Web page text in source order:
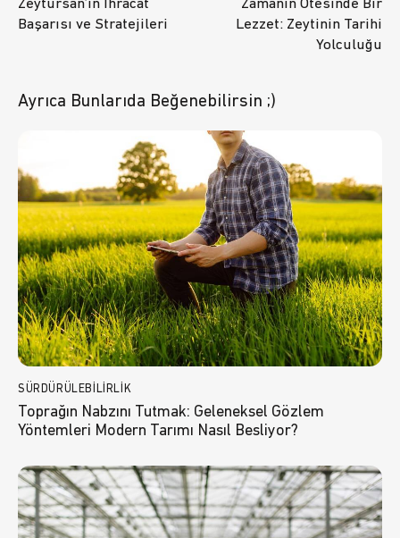
Zeytursan’ın İhracat
Başarısı ve Stratejileri
Zamanın Ötesinde Bir
Lezzet: Zeytinin Tarihi
Yolculuğu
Ayrıca Bunlarıda Beğenebilirsin ;)
SÜRDÜRÜLEBILIRLIK
Toprağın Nabzını Tutmak: Geleneksel Gözlem
Yöntemleri Modern Tarımı Nasıl Besliyor?